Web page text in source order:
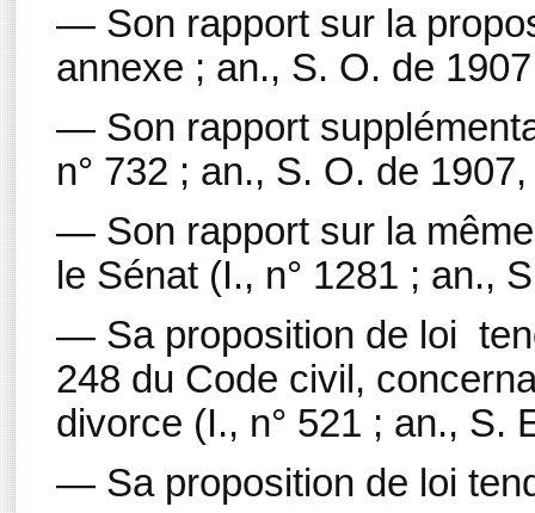
— Son rapport sur la
annexe ; an., S. O. de
— Son rapport
n° 732 ; an., S. O. de
— Son rapport sur la
le Sénat (I., n° 1281 ; an.,
— Sa proposition de loi
248 du Code civil,
divorce (I., n° 521 ; an., S.
— Sa proposition de loi